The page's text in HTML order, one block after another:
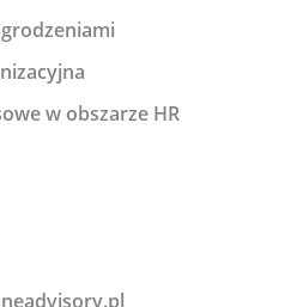
w obszarze HR